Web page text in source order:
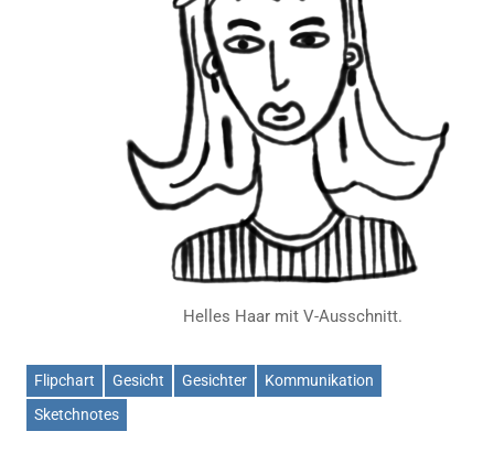
Helles Haar mit V-Ausschnitt.
Flipchart Gesicht Gesichter
Kommunikation
Sketchnotes